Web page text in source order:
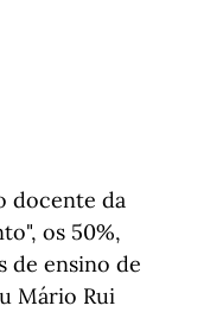
docente da
os 50%,
de ensino de
Mário Rui